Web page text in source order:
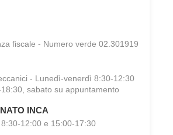
fiscale - Numero verde 02.301919
- Lunedì-venerdì 8:30-12:30
sabato su appuntamento
INCA
12:00 e 15:00-17:30